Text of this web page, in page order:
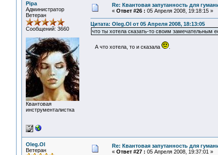
Pipa
Администратор
Ветеран
Сообщений: 3660
Квантовая
инструменталистка
Re: Квантовая запутанность для
« Ответ #26 : 05 Апреля 2008, 19:18:15 »
Цитата: Oleg.Ol от 05 Апреля 2008, 18:13:05
что ты хотела сказать-то своим замечательным
А что хотела, то и сказала .
Oleg.Ol
Ветеран
Re: Квантовая запутанность для
« Ответ #27 : 05 Апреля 2008, 19:37:01 »